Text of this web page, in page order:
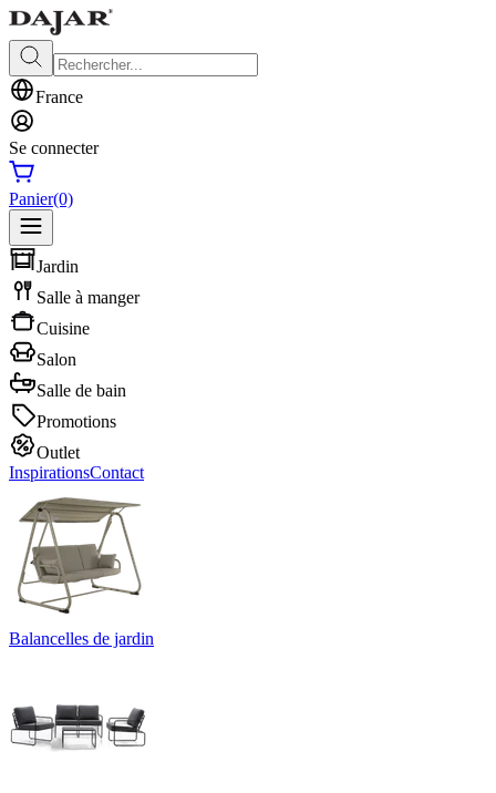
France
Se connecter
Panier(0)
Jardin
Salle à manger
Cuisine
Salon
Salle de bain
Promotions
Outlet
InspirationsContact
Balancelles de jardin